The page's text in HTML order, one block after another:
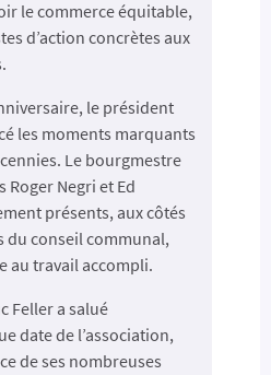
le commerce équitable,
d’action concrètes aux
le président
les moments marquants
Le bourgmestre
Roger Negri et Ed
présents, aux côtés
du conseil communal,
au travail accompli.
Feller a salué
date de l’association,
de ses nombreuses